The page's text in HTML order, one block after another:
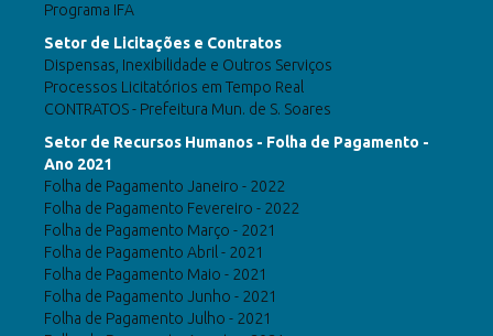
Programa IFA
Setor de Licitações e Contratos
Dispensas, Inexibilidade e Outros Serviços
Processos Licitatórios em Tempo Real
CONTRATOS - Prefeitura Mun. de S. Soares
Setor de Recursos Humanos - Folha de Pagamento -
Ano 2021
Folha de Pagamento Janeiro - 2022
Folha de Pagamento Fevereiro - 2022
Folha de Pagamento Março - 2021
Folha de Pagamento Abril - 2021
Folha de Pagamento Maio - 2021
Folha de Pagamento Junho - 2021
Folha de Pagamento Julho - 2021